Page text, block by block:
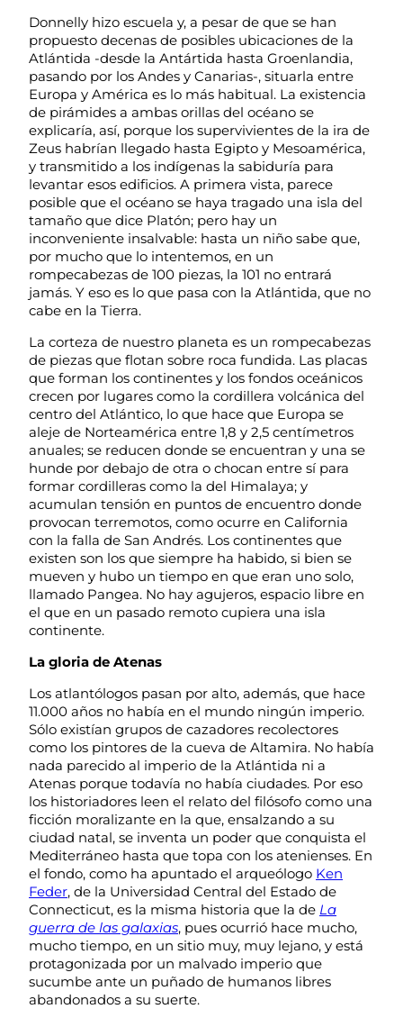
Donnelly hizo escuela y, a pesar de que se han
propuesto decenas de posibles ubicaciones de la
Atlántida -desde la Antártida hasta Groenlandia,
pasando por los Andes y Canarias-, situarla entre
Europa y América es lo más habitual. La existencia
de pirámides a ambas orillas del océano se
explicaría, así, porque los supervivientes de la ira de
Zeus habrían llegado hasta Egipto y Mesoamérica,
y transmitido a los indígenas la sabiduría para
levantar esos edificios. A primera vista, parece
posible que el océano se haya tragado una isla del
tamaño que dice Platón; pero hay un
inconveniente insalvable: hasta un niño sabe que,
por mucho que lo intentemos, en un
rompecabezas de 100 piezas, la 101 no entrará
jamás. Y eso es lo que pasa con la Atlántida, que no
cabe en la Tierra.
La corteza de nuestro planeta es un rompecabezas
de piezas que flotan sobre roca fundida. Las placas
que forman los continentes y los fondos oceánicos
crecen por lugares como la cordillera volcánica del
centro del Atlántico, lo que hace que Europa se
aleje de Norteamérica entre 1,8 y 2,5 centímetros
anuales; se reducen donde se encuentran y una se
hunde por debajo de otra o chocan entre sí para
formar cordilleras como la del Himalaya; y
acumulan tensión en puntos de encuentro donde
provocan terremotos, como ocurre en California
con la falla de San Andrés. Los continentes que
existen son los que siempre ha habido, si bien se
mueven y hubo un tiempo en que eran uno solo,
llamado Pangea. No hay agujeros, espacio libre en
el que en un pasado remoto cupiera una isla
continente.
La gloria de Atenas
Los atlantólogos pasan por alto, además, que hace
11.000 años no había en el mundo ningún imperio.
Sólo existían grupos de cazadores recolectores
como los pintores de la cueva de Altamira. No había
nada parecido al imperio de la Atlántida ni a
Atenas porque todavía no había ciudades. Por eso
los historiadores leen el relato del filósofo como una
ficción moralizante en la que, ensalzando a su
ciudad natal, se inventa un poder que conquista el
Mediterráneo hasta que topa con los atenienses. En
el fondo, como ha apuntado el arqueólogo Ken
Feder, de la Universidad Central del Estado de
Connecticut, es la misma historia que la de La
guerra de las galaxias, pues ocurrió hace mucho,
mucho tiempo, en un sitio muy, muy lejano, y está
protagonizada por un malvado imperio que
sucumbe ante un puñado de humanos libres
abandonados a su suerte.